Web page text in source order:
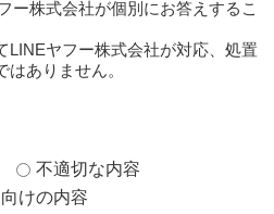
ー株式会社が個別にお答えするこ
ヤフー株式会社が対応、処置
ありません。
不適切な内容
けの内容